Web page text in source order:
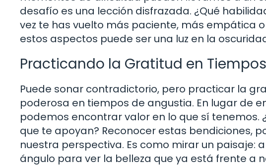
desafío es una lección disfrazada. ¿Qué
vez te has vuelto más paciente, más empática
estos aspectos puede ser una luz en la
Practicando la Gratitud en
Puede sonar contradictorio, pero practicar la
poderosa en tiempos de angustia. En lugar de
podemos encontrar valor en lo que sí tenemos.
que te apoyan? Reconocer estas bendiciones,
nuestra perspectiva. Es como mirar un paisaje:
ángulo para ver la belleza que ya está frente a